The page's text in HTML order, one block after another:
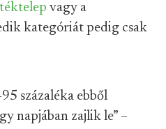
vagy a
kategóriát pedig csak
százaléka ebből
napjában zajlik le” –